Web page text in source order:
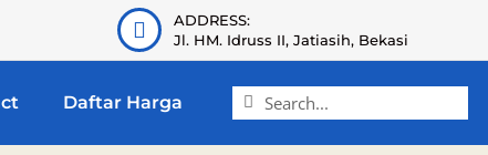
ADDRESS:
Jl. HM. Idruss II, Jatiasih, Bekasi
Daftar Harga